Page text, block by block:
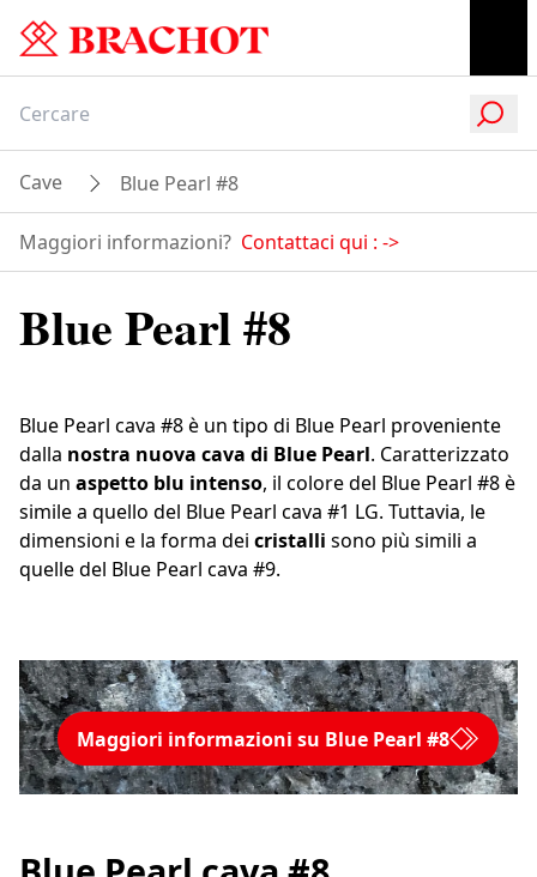
Cave Blue Pearl #8
Maggiori informazioni? Contattaci qui : ->
Blue Pearl #8
Blue Pearl cava #8 è un tipo di Blue Pearl proveniente
dalla nostra nuova cava di Blue Pearl. Caratterizzato
da un aspetto blu intenso, il colore del Blue Pearl #8 è
simile a quello del Blue Pearl cava #1 LG. Tuttavia, le
dimensioni e la forma dei cristalli sono più simili a
quelle del Blue Pearl cava #9.
Maggiori informazioni su Blue Pearl #8